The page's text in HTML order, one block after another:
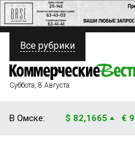
ПОЛИТИКА
ФИНАНСЫ
Все рубрики
Суббота, 8 Августа
В Омске: $ 82,1665 €